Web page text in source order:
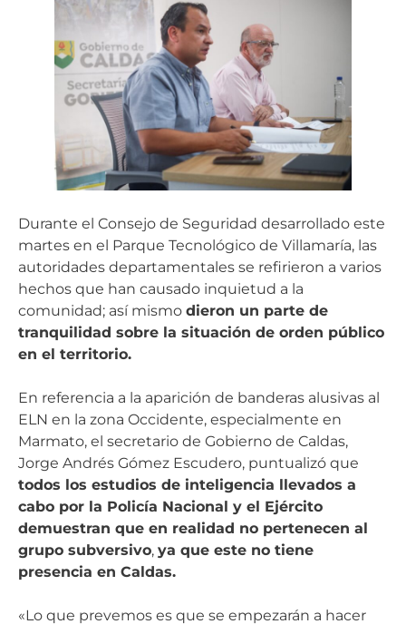
Durante el Consejo de Seguridad desarrollado este
martes en el Parque Tecnológico de Villamaría, las
autoridades departamentales se refirieron a varios
hechos que han causado inquietud a la
comunidad; así mismo dieron un parte de
tranquilidad sobre la situación de orden público
en el territorio.
En referencia a la aparición de banderas alusivas al
ELN en la zona Occidente, especialmente en
Marmato, el secretario de Gobierno de Caldas,
Jorge Andrés Gómez Escudero, puntualizó que
todos los estudios de inteligencia llevados a
cabo por la Policía Nacional y el Ejército
demuestran que en realidad no pertenecen al
grupo subversivo, ya que este no tiene
presencia en Caldas.
«Lo que prevemos es que se empezarán a hacer